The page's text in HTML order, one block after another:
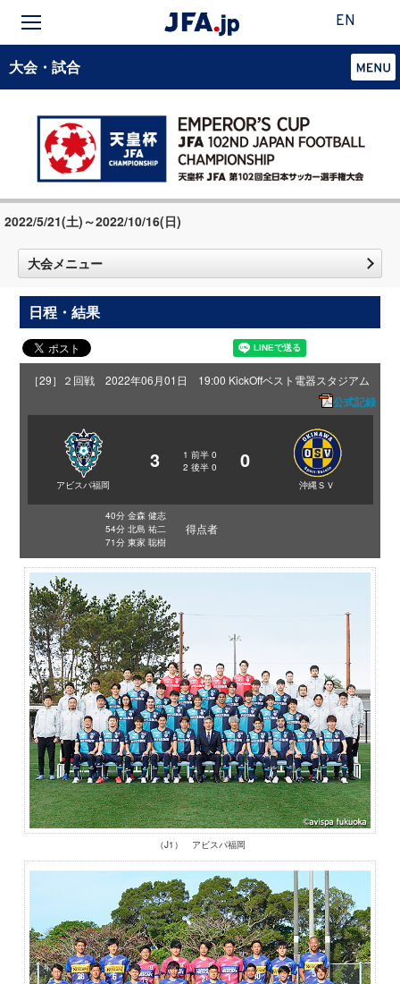
EN
大会・試合
2022/5/21(土)～2022/10/16(日)
大会メニュー
日程・結果
［29］２回戦 2022年06月01日 19:00 KickOffベスト電器スタジアム
公式記録
アビスパ福岡
3 1 前半 0
2 後半 0 0
沖縄ＳＶ
40分 金森 健志
54分 北島 祐二
71分 東家 聡樹
得点者
（J1） アビスパ福岡